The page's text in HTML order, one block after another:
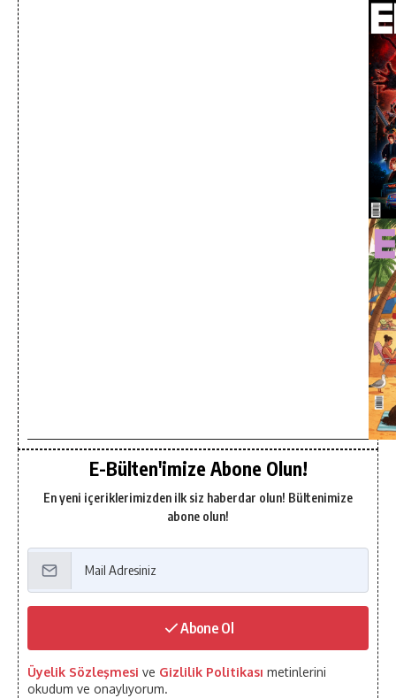
E-Bülten'imize Abone Olun!
En yeni içeriklerimizden ilk siz haberdar olun! Bültenimize
abone olun!
Abone Ol
Üyelik Sözleşmesi ve Gizlilik Politikası metinlerini
okudum ve onaylıyorum.